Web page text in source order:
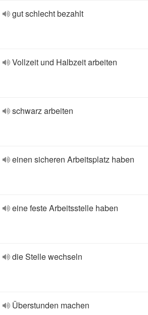
gut schlecht bezahlt
Vollzeit und Halbzeit arbeiten
schwarz arbeiten
einen sicheren Arbeitsplatz haben
eine feste Arbeitsstelle haben
die Stelle wechseln
Überstunden machen